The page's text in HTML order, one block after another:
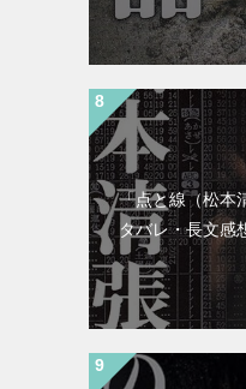
「点と線（松本
タバレ・長文感